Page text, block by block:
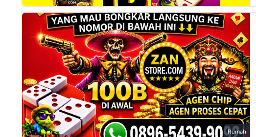
Rumah